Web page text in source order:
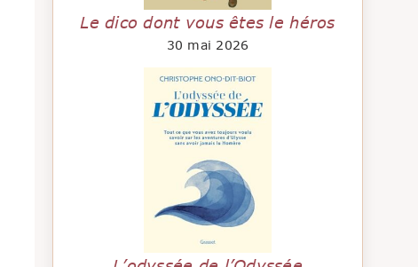
Le dico dont vous êtes le héros
30 mai 2026